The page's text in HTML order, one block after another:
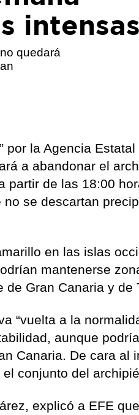
intensas
quedará
por la Agencia Estatal
a abandonar el
partir de las 18:00
se descartan
en las islas
mantenerse
Gran Canaria y de
“vuelta a la
aunque
Canaria. De cara al
conjunto del
explicó a EFE